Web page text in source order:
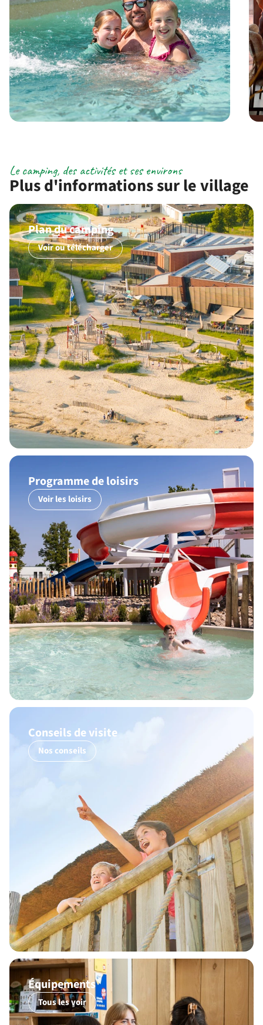
Plus d'informations sur le village
Le camping, des activités et ses environs
Plan du camping
Voir ou télécharger
Programme de loisirs
Voir les loisirs
Conseils de visite
Nos conseils
Équipements
Tous les voir